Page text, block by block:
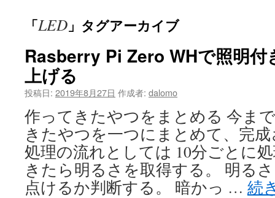
「LED 」タグアーカイブ
Rasberry Pi Zero WHで照明付
上げる
投稿日: 2019年8月27日 作成者: dalomo
作ってきたやつをまとめる 今ま
きたやつを一つにまとめて、完
処理の流れとしては 10分ごとに
きたら明るさを取得する。 明る
点けるか判断する。 暗かっ … 続